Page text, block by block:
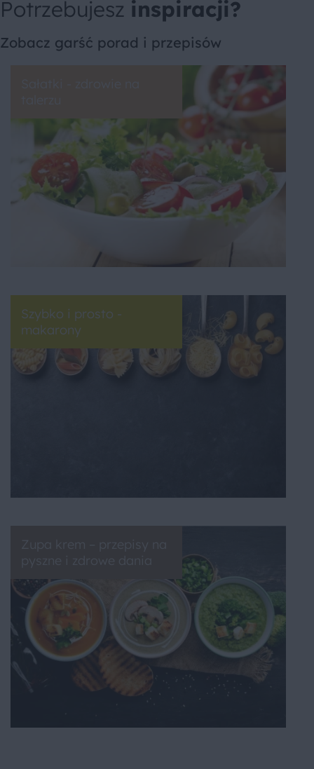
Potrzebujesz inspiracji?
Zobacz garść porad i przepisów
Szybko i prosto -
makarony